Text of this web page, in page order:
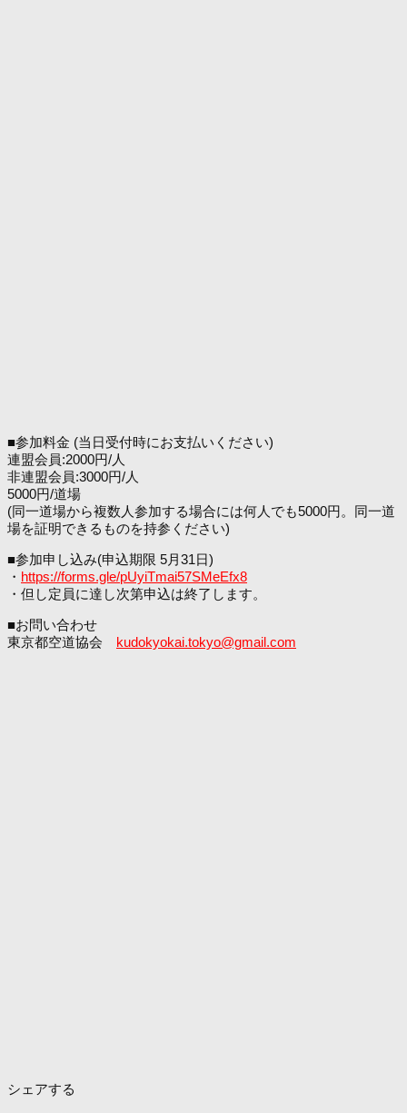
■参加料金 (当日受付時にお支払いください)
連盟会員:2000円/人
非連盟会員:3000円/人
5000円/道場
(同一道場から複数人参加する場合には何人でも5000円。同一道
場を証明できるものを持参ください)
■参加申し込み(申込期限 5月31日)
・ https://forms.gle/pUyiTmai57SMeEfx8
・但し定員に達し次第申込は終了します。
■お問い合わせ
東京都空道協会 kudokyokai.tokyo@gmail.com
シェアする